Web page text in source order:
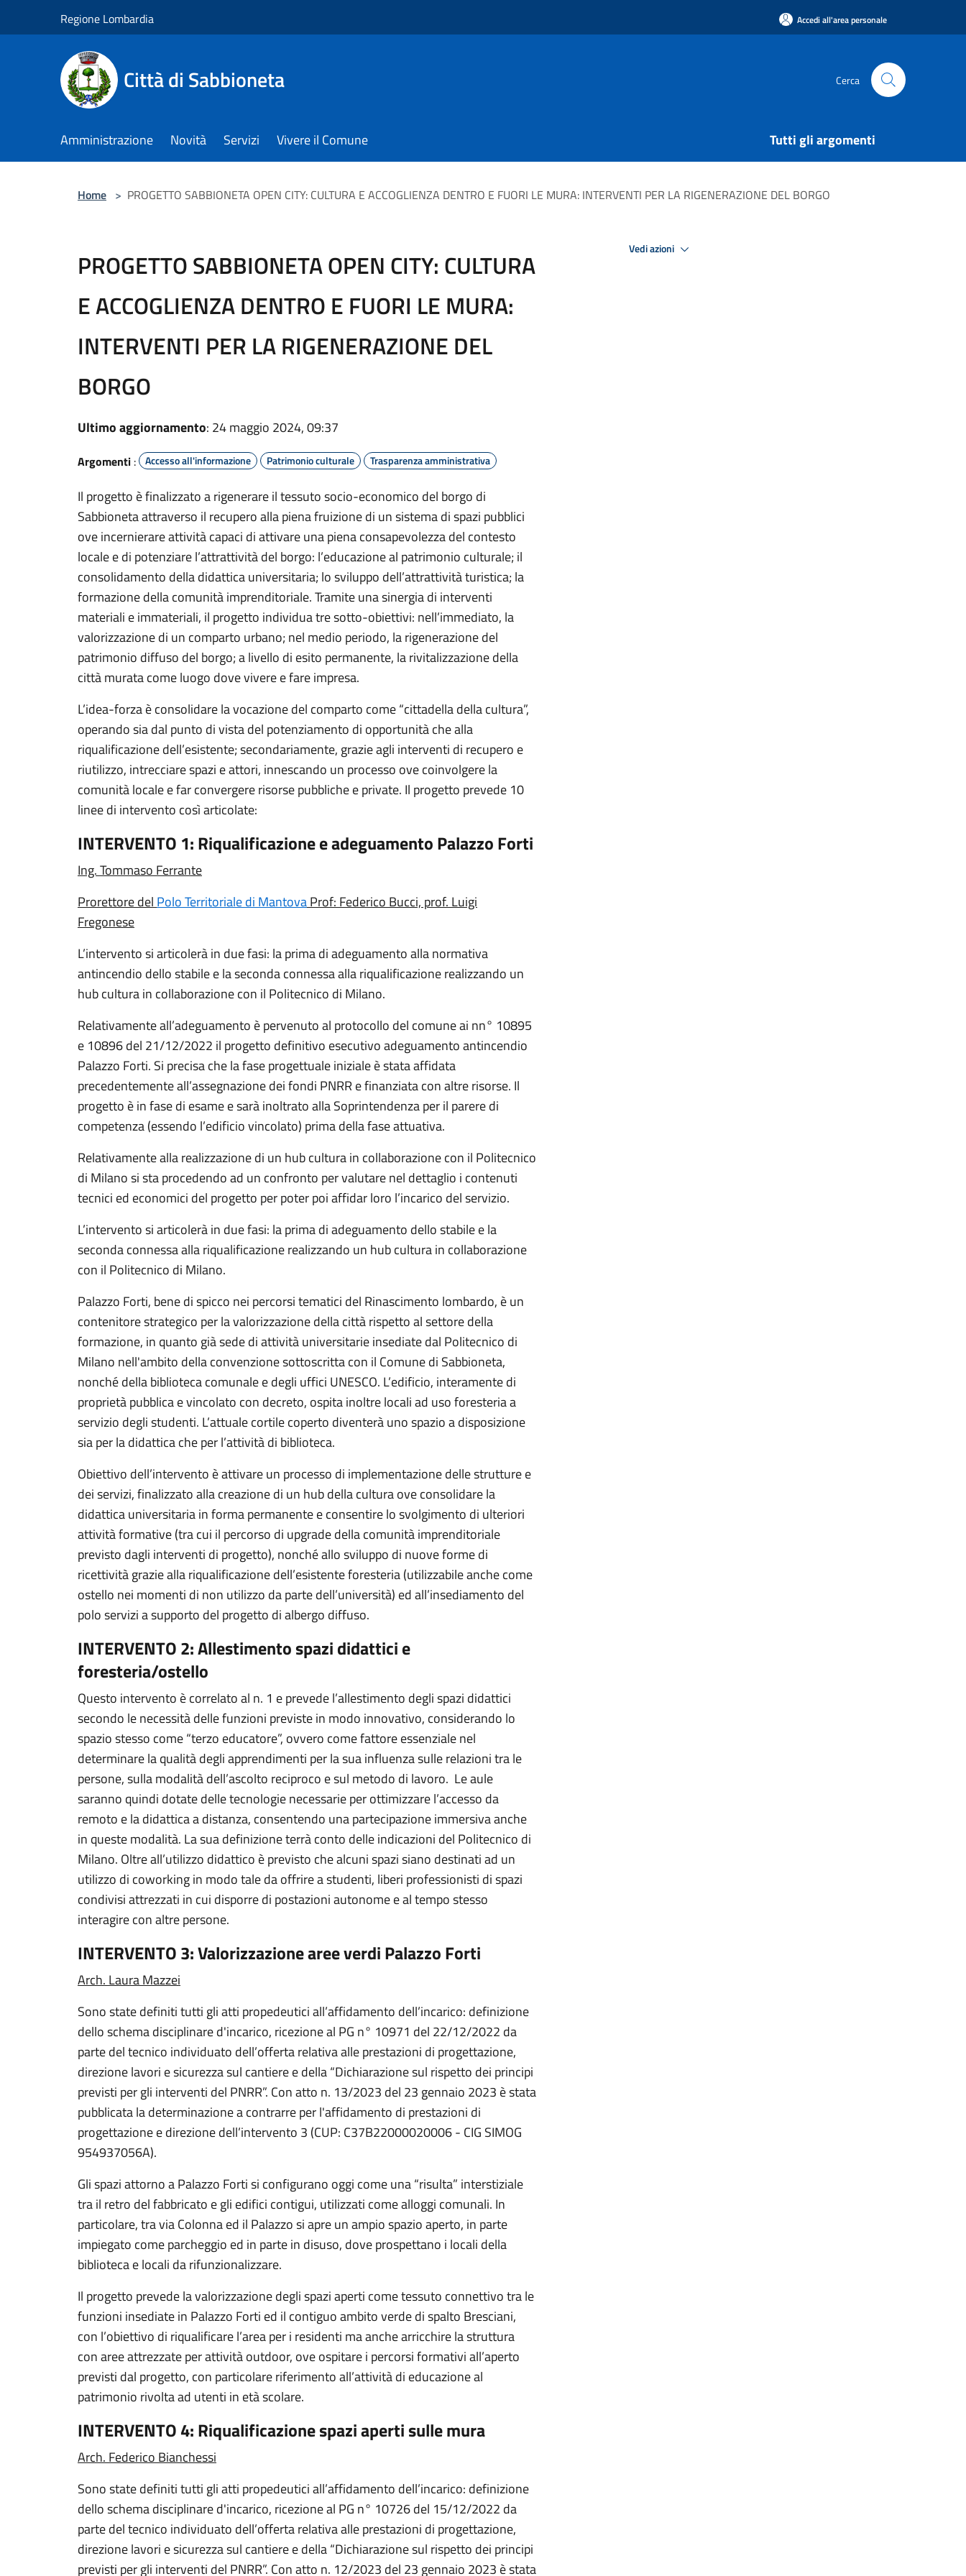
Regione Lombardia Accedi all'area personale
Città di Sabbioneta Cerca
Amministrazione Novità Servizi Vivere il Comune Tutti gli argomenti
Home > PROGETTO SABBIONETA OPEN CITY: CULTURA E ACCOGLIENZA DENTRO E FUORI LE MURA: INTERVENTI PER LA RIGENERAZIONE DEL BORGO
PROGETTO SABBIONETA OPEN CITY: CULTURA
E ACCOGLIENZA DENTRO E FUORI LE MURA:
INTERVENTI PER LA RIGENERAZIONE DEL
BORGO
Ultimo aggiornamento: 24 maggio 2024, 09:37
Argomenti : Accesso all'informazione Patrimonio culturale Trasparenza amministrativa
Il progetto è finalizzato a rigenerare il tessuto socio-economico del borgo di
Sabbioneta attraverso il recupero alla piena fruizione di un sistema di spazi pubblici
ove incernierare attività capaci di attivare una piena consapevolezza del contesto
locale e di potenziare l’attrattività del borgo: l’educazione al patrimonio culturale; il
consolidamento della didattica universitaria; lo sviluppo dell’attrattività turistica; la
formazione della comunità imprenditoriale. Tramite una sinergia di interventi
materiali e immateriali, il progetto individua tre sotto-obiettivi: nell’immediato, la
valorizzazione di un comparto urbano; nel medio periodo, la rigenerazione del
patrimonio diffuso del borgo; a livello di esito permanente, la rivitalizzazione della
città murata come luogo dove vivere e fare impresa.
L’idea-forza è consolidare la vocazione del comparto come “cittadella della cultura”,
operando sia dal punto di vista del potenziamento di opportunità che alla
riqualificazione dell’esistente; secondariamente, grazie agli interventi di recupero e
riutilizzo, intrecciare spazi e attori, innescando un processo ove coinvolgere la
comunità locale e far convergere risorse pubbliche e private. Il progetto prevede 10
linee di intervento così articolate:
INTERVENTO 1: Riqualificazione e adeguamento Palazzo Forti
Ing. Tommaso Ferrante
Prorettore del Polo Territoriale di MantovaProf: Federico Bucci, prof. Luigi
Fregonese
L’intervento si articolerà in due fasi: la prima di adeguamento alla normativa
antincendio dello stabile e la seconda connessa alla riqualificazione realizzando un
hub cultura in collaborazione con il Politecnico di Milano.
Relativamente all’adeguamento è pervenuto al protocollo del comune ai nn° 10895
e 10896 del 21/12/2022 il progetto definitivo esecutivo adeguamento antincendio
Palazzo Forti. Si precisa che la fase progettuale iniziale è stata affidata
precedentemente all’assegnazione dei fondi PNRR e finanziata con altre risorse. Il
progetto è in fase di esame e sarà inoltrato alla Soprintendenza per il parere di
competenza (essendo l’edificio vincolato) prima della fase attuativa.
Relativamente alla realizzazione di un hub cultura in collaborazione con il Politecnico
di Milano si sta procedendo ad un confronto per valutare nel dettaglio i contenuti
tecnici ed economici del progetto per poter poi affidar loro l’incarico del servizio.
L’intervento si articolerà in due fasi: la prima di adeguamento dello stabile e la
seconda connessa alla riqualificazione realizzando un hub cultura in collaborazione
con il Politecnico di Milano.
Palazzo Forti, bene di spicco nei percorsi tematici del Rinascimento lombardo, è un
contenitore strategico per la valorizzazione della città rispetto al settore della
formazione, in quanto già sede di attività universitarie insediate dal Politecnico di
Milano nell'ambito della convenzione sottoscritta con il Comune di Sabbioneta,
nonché della biblioteca comunale e degli uffici UNESCO. L’edificio, interamente di
proprietà pubblica e vincolato con decreto, ospita inoltre locali ad uso foresteria a
servizio degli studenti. L’attuale cortile coperto diventerà uno spazio a disposizione
sia per la didattica che per l’attività di biblioteca.
Obiettivo dell’intervento è attivare un processo di implementazione delle strutture e
dei servizi, finalizzato alla creazione di un hub della cultura ove consolidare la
didattica universitaria in forma permanente e consentire lo svolgimento di ulteriori
attività formative (tra cui il percorso di upgrade della comunità imprenditoriale
previsto dagli interventi di progetto), nonché allo sviluppo di nuove forme di
ricettività grazie alla riqualificazione dell’esistente foresteria (utilizzabile anche come
ostello nei momenti di non utilizzo da parte dell’università) ed all’insediamento del
polo servizi a supporto del progetto di albergo diffuso.
INTERVENTO 2: Allestimento spazi didattici e
foresteria/ostello
Questo intervento è correlato al n. 1 e prevede l’allestimento degli spazi didattici
secondo le necessità delle funzioni previste in modo innovativo, considerando lo
spazio stesso come “terzo educatore”, ovvero come fattore essenziale nel
determinare la qualità degli apprendimenti per la sua influenza sulle relazioni tra le
persone, sulla modalità dell’ascolto reciproco e sul metodo di lavoro. Le aule
saranno quindi dotate delle tecnologie necessarie per ottimizzare l’accesso da
remoto e la didattica a distanza, consentendo una partecipazione immersiva anche
in queste modalità. La sua definizione terrà conto delle indicazioni del Politecnico di
Milano. Oltre all’utilizzo didattico è previsto che alcuni spazi siano destinati ad un
utilizzo di coworking in modo tale da offrire a studenti, liberi professionisti di spazi
condivisi attrezzati in cui disporre di postazioni autonome e al tempo stesso
interagire con altre persone.
INTERVENTO 3: Valorizzazione aree verdi Palazzo Forti
Arch. Laura Mazzei
Sono state definiti tutti gli atti propedeutici all’affidamento dell’incarico: definizione
dello schema disciplinare d'incarico, ricezione al PG n° 10971 del 22/12/2022 da
parte del tecnico individuato dell’offerta relativa alle prestazioni di progettazione,
direzione lavori e sicurezza sul cantiere e della “Dichiarazione sul rispetto dei principi
previsti per gli interventi del PNRR”. Con atto n. 13/2023 del 23 gennaio 2023 è stata
pubblicata la determinazione a contrarre per l'affidamento di prestazioni di
progettazione e direzione dell’intervento 3 (CUP: C37B22000020006 - CIG SIMOG
954937056A).
Gli spazi attorno a Palazzo Forti si configurano oggi come una “risulta” interstiziale
tra il retro del fabbricato e gli edifici contigui, utilizzati come alloggi comunali. In
particolare, tra via Colonna ed il Palazzo si apre un ampio spazio aperto, in parte
impiegato come parcheggio ed in parte in disuso, dove prospettano i locali della
biblioteca e locali da rifunzionalizzare.
Il progetto prevede la valorizzazione degli spazi aperti come tessuto connettivo tra le
funzioni insediate in Palazzo Forti ed il contiguo ambito verde di spalto Bresciani,
con l’obiettivo di riqualificare l’area per i residenti ma anche arricchire la struttura
con aree attrezzate per attività outdoor, ove ospitare i percorsi formativi all’aperto
previsti dal progetto, con particolare riferimento all’attività di educazione al
patrimonio rivolta ad utenti in età scolare.
INTERVENTO 4: Riqualificazione spazi aperti sulle mura
Arch. Federico Bianchessi
Sono state definiti tutti gli atti propedeutici all’affidamento dell’incarico: definizione
dello schema disciplinare d'incarico, ricezione al PG n° 10726 del 15/12/2022 da
parte del tecnico individuato dell’offerta relativa alle prestazioni di progettazione,
direzione lavori e sicurezza sul cantiere e della “Dichiarazione sul rispetto dei principi
previsti per gli interventi del PNRR”. Con atto n. 12/2023 del 23 gennaio 2023 è stata
Vedi azioni